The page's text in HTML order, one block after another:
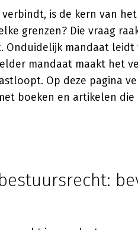
is de kern van
grenzen? Die vraag
Onduidelijk mandaat
mandaat maakt het
Op deze pagina
boeken en artikelen